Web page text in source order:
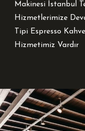
Makinesi İstanbul
Hizmetlerimize
Tipi Espresso
Hizmetimiz Vardır